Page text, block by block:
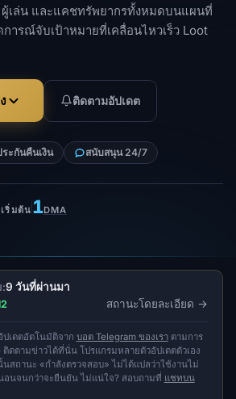
ผู้เล่น และแคชทรัพยากรทั้งหมดบนแผนที่
ารณ์จับเป้าหมายที่เคลื่อนไหวเร็ว Loot
ติดตามอัปเดต
ะกันคืนเงิน สนับสนุน 24/7
ริ่มต้น1DMA
9 วันที่ผ่านมา
สถานะโดยละเอียด
เดตอัตโนมัติจาก บอต Telegram ของเราตามการ
ตามข่าวได้ที่นั่น โปรแกรมหลายตัวอัปเดตตัวเอง
สถานะ «กำลังตรวจสอบ» ไม่ได้แปลว่าใช้งานไม่
อนจนกว่าจะยืนยัน ไม่แน่ใจ? สอบถามที่ แชทบน